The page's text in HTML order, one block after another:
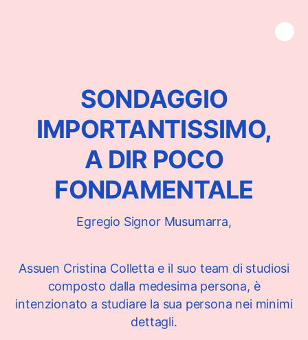
SONDAGGIO
IMPORTANTISSIMO,
A DIR POCO
FONDAMENTALE
Egregio Signor Musumarra,
Assuen Cristina Colletta e il suo team di studiosi
composto dalla medesima persona, è
intenzionato a studiare la sua persona nei minimi
dettagli.